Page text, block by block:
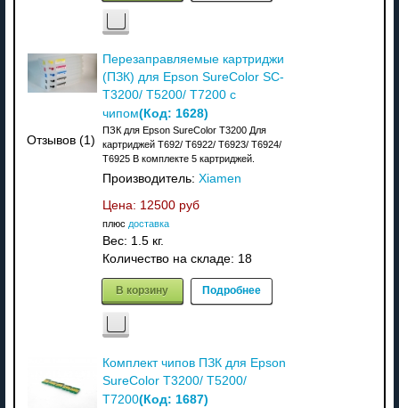
Отзывов (1)
Перезаправляемые картриджи
(ПЗК) для Epson SureColor SC-
T3200/ T5200/ T7200 с
чипом(Код: 1628)
ПЗК для Epson SureColor T3200 Для
картриджей T692/ T6922/ T6923/ T6924/
T6925 В комплекте 5 картриджей.
Производитель: Xiamen
Цена: 12500 руб
плюс доставка
Вес: 1.5 кг.
Количество на складе: 18
В корзину Подробнее
Комплект чипов ПЗК для Epson
SureColor T3200/ T5200/
T7200(Код: 1687)